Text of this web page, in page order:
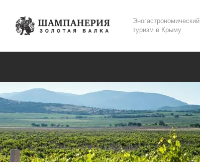
Эногастрономический
туризм в Крыму